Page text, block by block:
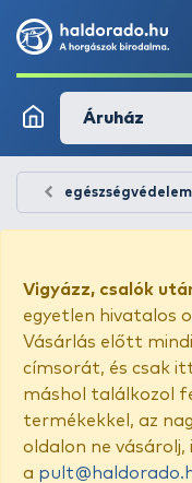
Áruház
Vigyázz, csalók
egyetlen hivatalos
Vásárlás előtt
címsorát, és csak
máshol találkozol
termékekkel, az
oldalon ne vásárolj,
a